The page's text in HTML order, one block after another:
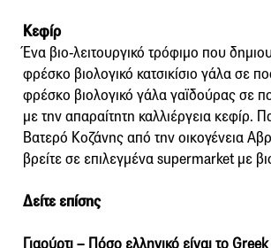
Κεφίρ
Ένα βιο-λειτουργικό τρόφιμο που
φρέσκο βιολογικό κατσικίσιο γάλα σε
φρέσκο βιολογικό γάλα γαϊδούρας σε
με την απαραίτητη καλλιέργεια κεφίρ.
Βατερό Κοζάνης από την οικογένεια
βρείτε σε επιλεγμένα supermarket με
Δείτε επίσης
Γιαούρτι – Πόσο ελληνικό είναι το